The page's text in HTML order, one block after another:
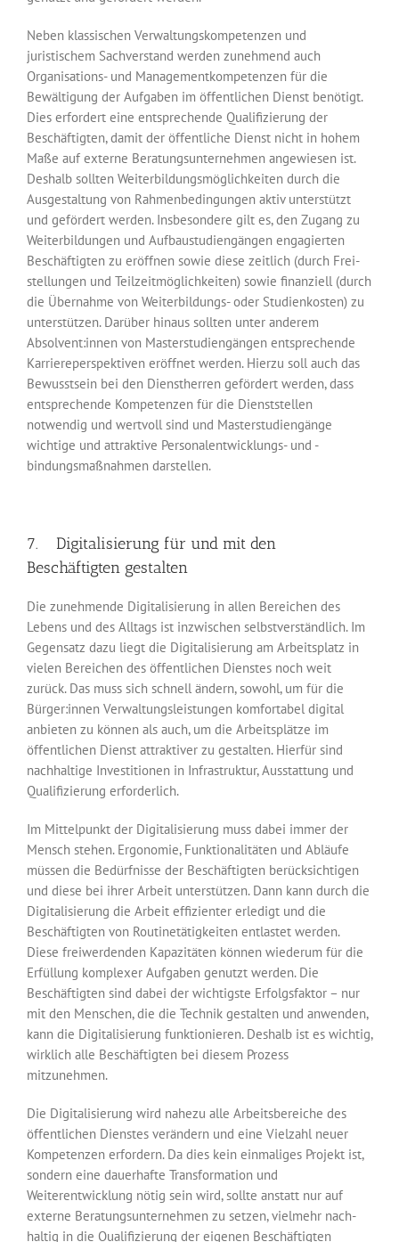
Neben klassischen Verwaltungskompetenzen und
juristischem Sachverstand werden zunehmend auch
Organisations- und Managementkompetenzen für die
Bewältigung der Aufgaben im öffentlichen Dienst benötigt.
Dies erfordert eine entsprechende Qualifizierung der
Beschäftigten, damit der öffentliche Dienst nicht in hohem
Maße auf externe Beratungsunternehmen angewiesen ist.
Deshalb sollten Weiterbildungs­möglichkeiten durch die
Ausgestaltung von Rahmenbedingungen aktiv unterstützt
und gefördert werden. Insbesondere gilt es, den Zugang zu
Weiterbildungen und Aufbau­studiengängen engagierten
Beschäftigten zu eröffnen sowie diese zeitlich (durch Frei­
stellungen und Teilzeitmöglichkeiten) sowie finanziell (durch
die Übernahme von Weiterbildungs- oder Studienkosten) zu
unterstützen. Darüber hinaus sollten unter anderem
Absolvent:innen von Masterstudiengängen entsprechende
Karriere­perspektiven eröffnet werden. Hierzu soll auch das
Bewusstsein bei den Dienstherren gefördert werden, dass
entsprechende Kompetenzen für die Dienststellen
notwendig und wertvoll sind und Masterstudiengänge
wichtige und attraktive Personal­entwicklungs- und -
bindungsmaßnahmen darstellen.
7. Digitalisierung für und mit den
Beschäftigten gestalten
Die zunehmende Digitalisierung in allen Bereichen des
Lebens und des Alltags ist inzwischen selbstverständlich. Im
Gegensatz dazu liegt die Digitalisierung am Arbeits­platz in
vielen Bereichen des öffentlichen Dienstes noch weit
zurück. Das muss sich schnell ändern, sowohl, um für die
Bürger:innen Verwaltungsleistungen komfortabel digital
anbieten zu können als auch, um die Arbeitsplätze im
öffentlichen Dienst attraktiver zu gestalten. Hierfür sind
nachhaltige Investitionen in Infrastruktur, Ausstattung und
Qualifizierung erforderlich.
Im Mittelpunkt der Digitalisierung muss dabei immer der
Mensch stehen. Ergonomie, Funktionalitäten und Abläufe
müssen die Bedürfnisse der Beschäftigten berück­sichtigen
und diese bei ihrer Arbeit unterstützen. Dann kann durch die
Digitalisierung die Arbeit effizienter erledigt und die
Beschäftigten von Routinetätigkeiten entlastet werden.
Diese freiwerdenden Kapazitäten können wiederum für die
Erfüllung komplexer Aufgaben genutzt werden. Die
Beschäftigten sind dabei der wichtigste Erfolgsfaktor – nur
mit den Menschen, die die Technik gestalten und anwenden,
kann die Digitalisierung funktionieren. Deshalb ist es wichtig,
wirklich alle Beschäftigten bei diesem Prozess
mitzunehmen.
Die Digitalisierung wird nahezu alle Arbeitsbereiche des
öffentlichen Dienstes ver­ändern und eine Vielzahl neuer
Kompetenzen erfordern. Da dies kein einmaliges Pro­jekt ist,
sondern eine dauerhafte Transformation und
Weiterentwicklung nötig sein wird, sollte anstatt nur auf
externe Beratungsunternehmen zu setzen, vielmehr nach­
haltig in die Qualifizierung der eigenen Beschäftigten